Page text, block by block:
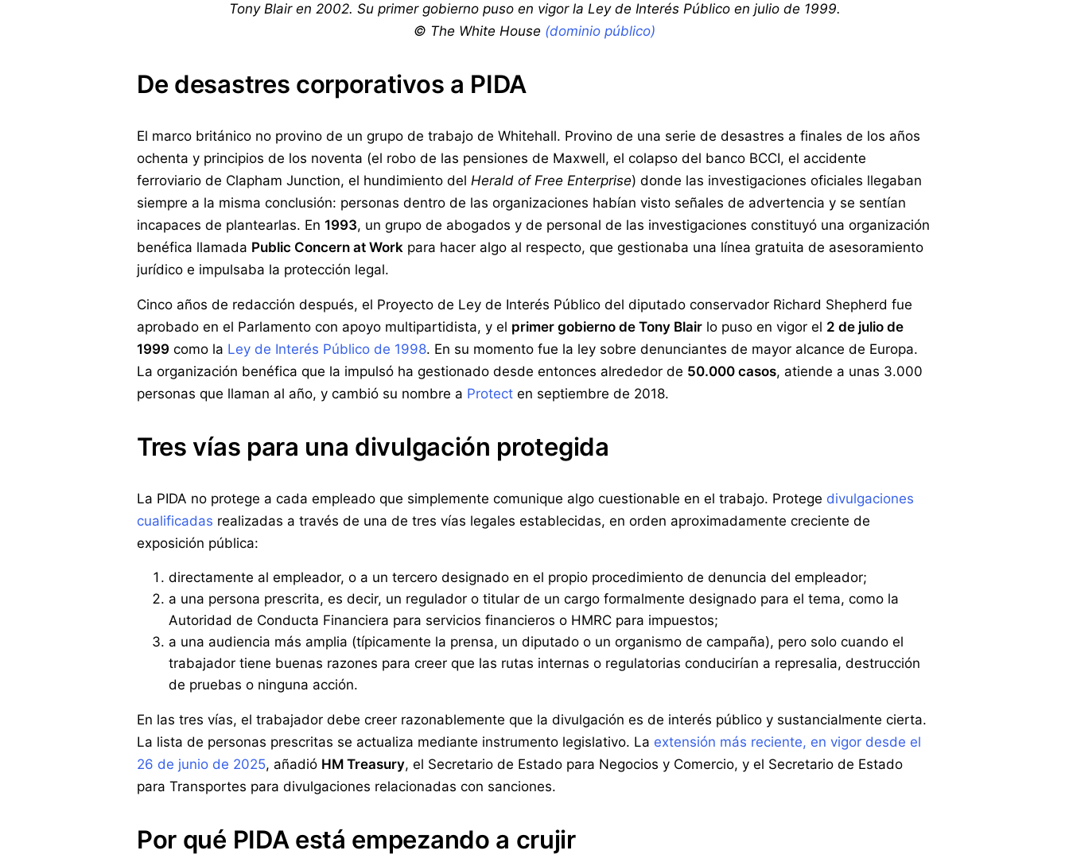
Tony Blair en 2002. Su primer gobierno puso en vigor la Ley de Interés Público en julio de 1999.
© The White House (dominio público)
De desastres corporativos a PIDA
El marco británico no provino de un grupo de trabajo de Whitehall. Provino de una serie de desastres a finales de los años
ochenta y principios de los noventa (el robo de las pensiones de Maxwell, el colapso del banco BCCI, el accidente
ferroviario de Clapham Junction, el hundimiento del Herald of Free Enterprise) donde las investigaciones oficiales llegaban
siempre a la misma conclusión: personas dentro de las organizaciones habían visto señales de advertencia y se sentían
incapaces de plantearlas. En 1993, un grupo de abogados y de personal de las investigaciones constituyó una organización
benéfica llamada Public Concern at Work para hacer algo al respecto, que gestionaba una línea gratuita de asesoramiento
jurídico e impulsaba la protección legal.
Cinco años de redacción después, el Proyecto de Ley de Interés Público del diputado conservador Richard Shepherd fue
aprobado en el Parlamento con apoyo multipartidista, y el primer gobierno de Tony Blair lo puso en vigor el 2 de julio de
1999 como la Ley de Interés Público de 1998. En su momento fue la ley sobre denunciantes de mayor alcance de Europa.
La organización benéfica que la impulsó ha gestionado desde entonces alrededor de 50.000 casos, atiende a unas 3.000
personas que llaman al año, y cambió su nombre a Protect en septiembre de 2018.
Tres vías para una divulgación protegida
La PIDA no protege a cada empleado que simplemente comunique algo cuestionable en el trabajo. Protege divulgaciones
cualificadas realizadas a través de una de tres vías legales establecidas, en orden aproximadamente creciente de
exposición pública:
directamente al empleador, o a un tercero designado en el propio procedimiento de denuncia del empleador;
a una persona prescrita, es decir, un regulador o titular de un cargo formalmente designado para el tema, como la
Autoridad de Conducta Financiera para servicios financieros o HMRC para impuestos;
a una audiencia más amplia (típicamente la prensa, un diputado o un organismo de campaña), pero solo cuando el
trabajador tiene buenas razones para creer que las rutas internas o regulatorias conducirían a represalia, destrucción
de pruebas o ninguna acción.
En las tres vías, el trabajador debe creer razonablemente que la divulgación es de interés público y sustancialmente cierta.
La lista de personas prescritas se actualiza mediante instrumento legislativo. La extensión más reciente, en vigor desde el
26 de junio de 2025, añadió HM Treasury, el Secretario de Estado para Negocios y Comercio, y el Secretario de Estado
para Transportes para divulgaciones relacionadas con sanciones.
Por qué PIDA está empezando a crujir